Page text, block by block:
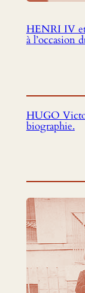
HENRI IV
à l’occasion
HUGO
biographie.